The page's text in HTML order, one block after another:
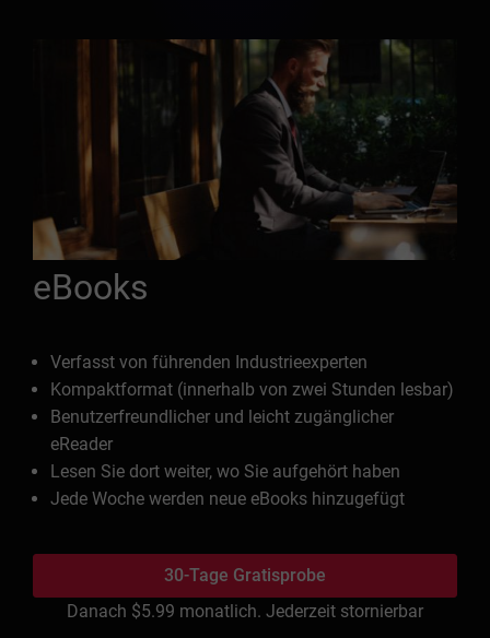
eBooks
Verfasst von führenden Industrieexperten
Kompaktformat (innerhalb von zwei Stunden lesbar)
Benutzerfreundlicher und leicht zugänglicher
eReader
Lesen Sie dort weiter, wo Sie aufgehört haben
Jede Woche werden neue eBooks hinzugefügt
30-Tage Gratisprobe
Danach $5.99 monatlich. Jederzeit stornierbar